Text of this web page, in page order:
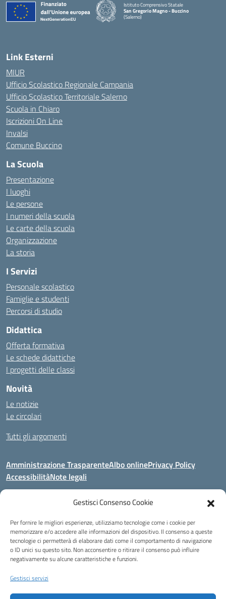
Gestisci Consenso Cookie
Per fornire le migliori esperienze, utilizziamo tecnologie come i cookie per
memorizzare e/o accedere alle informazioni del dispositivo. Il consenso a queste
tecnologie ci permetterà di elaborare dati come il comportamento di navigazione
o ID unici su questo sito. Non acconsentire o ritirare il consenso può influire
negativamente su alcune caratteristiche e funzioni.
Gestisci servizi
Istituto Comprensivo Statale
San Gregorio Magno - Buccino
(Salerno)
Link Esterni
MIUR
Ufficio Scolastico Regionale Campania
Ufficio Scolastico Territoriale Salerno
Scuola in Chiaro
Iscrizioni On Line
Invalsi
Comune Buccino
La Scuola
Presentazione
I luoghi
Le persone
I numeri della scuola
Le carte della scuola
Organizzazione
La storia
I Servizi
Personale scolastico
Famiglie e studenti
Percorsi di studio
Didattica
Offerta formativa
Le schede didattiche
I progetti delle classi
Novità
Le notizie
Le circolari
Tutti gli argomenti
Amministrazione TrasparenteAlbo onlinePrivacy Policy
AccessibilitàNote legali
Centralino:0828 955033 Email:saic8be00q@istruzione.it
Posta elettronica certificata (PEC):saic8be00q@pec.istruzione.it
Codice fiscale: 91053550652
Codice Indice delle Pubbliche Amministrazioni (IPA): icb_65